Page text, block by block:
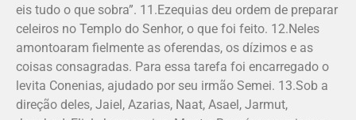
eis tudo o que sobra”. 11.Ezequias deu ordem de preparar
celeiros no Templo do Senhor, o que foi feito. 12.Neles
amontoaram fielmente as oferendas, os dízimos e as
coisas consagradas. Para essa tarefa foi encarregado o
levita Conenias, ajudado por seu irmão Semei. 13.Sob a
direção deles, Jaiel, Aza­rias, Naat, Asael, Jarmut,